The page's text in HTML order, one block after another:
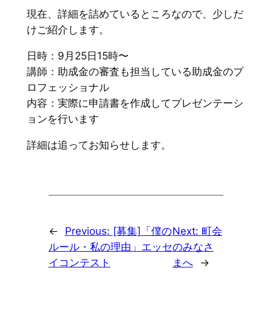
現在、詳細を詰めているところなので、少しだ
けご紹介します。
日時：9月25日15時〜
講師：助成金の審査も担当している助成金のプ
ロフェッショナル
内容：実際に申請書を作成してプレゼンテーシ
ョンを行います
詳細は追ってお知らせします。
← Previous: [募集]「僕の
ルール・私の理由」エッセ
イコンテスト
Next: 町会
のみなさ
まへ
→